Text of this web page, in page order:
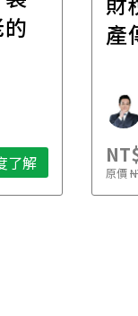
了解
經
年
原價